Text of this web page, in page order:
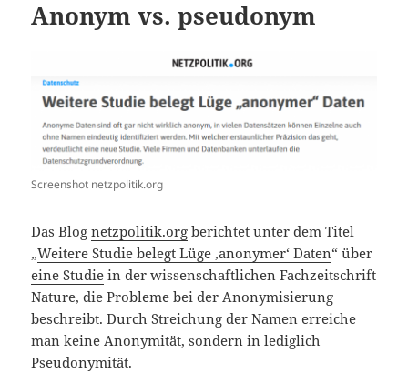
Anonym vs. pseudonym
Screenshot netzpolitik.org
Das Blognetzpolitik.org berichtet unter dem Titel
„Weitere Studie belegt Lüge ‚anonymer‘ Daten“ über
eine Studie in der wissenschaftlichen Fachzeitschrift
Nature, die Probleme bei der Anonymisierung
beschreibt. Durch Streichung der Namen erreiche
man keine Anonymität, sondern in lediglich
Pseudonymität.